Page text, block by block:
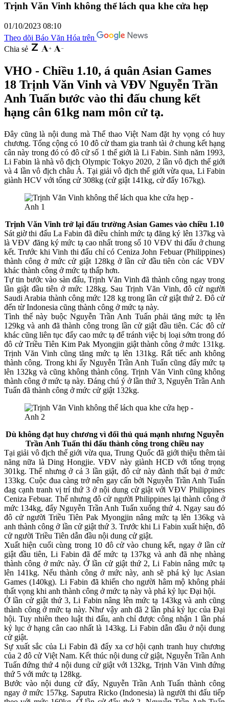
Trịnh Văn Vinh không thể lách qua khe cửa hẹp
01/10/2023 08:10
Theo dõi Báo Văn Hóa trên
Chia sẻ
VHO - Chiều 1.10, á quân Asian Games
18 Trịnh Văn Vinh và VĐV Nguyễn Trần
Anh Tuấn bước vào thi đấu chung kết
hạng cân 61kg nam môn cử tạ.
Đây cũng là nội dung mà Thể thao Việt Nam đặt hy vọng có huy
chương. Tổng cộng có 10 đô cử tham gia tranh tài ở chung kết hạng
cân này trong đó có đô cử số 1 thế giới là Li Fabin. Sinh năm 1993,
Li Fabin là nhà vô địch Olympic Tokyo 2020, 2 lần vô địch thế giới
và 4 lần vô địch châu Á. Tại giải vô địch thế giới vừa qua, Li Fabin
giành HCV với tổng cử 308kg (cử giật 141kg, cử đẩy 167kg).
Trịnh Văn Vinh trở lại đấu trường Asian Games vào chiều 1.10
Sát giờ thi đấu La Fabin đã điều chỉnh mức tạ đăng ký lên 137kg và
là VĐV đăng ký mức tạ cao nhất trong số 10 VĐV thi đấu ở chung
kết. Trước khi Vinh thi đấu chỉ có Ceniza John Febuar (Philippines)
thành công ở mức cử giật 128kg ở lần cử đầu tiên còn các VĐV
khác thành công ở mức tạ thấp hơn.
Tự tin bước vào sàn đấu, Trịnh Văn Vinh đã thành công ngay trong
lần giật đầu tiên ở mức 128kg. Sau Trịnh Văn Vinh, đô cử người
Saudi Arabia thành công mức 128 kg trong lần cử giật thứ 2. Đô cử
đến từ Indonesia cũng thành công ở mức tạ này.
Tình thế này buộc Nguyễn Trần Anh Tuấn phải tăng mức tạ lên
129kg và anh đã thành công trong lần cử giật đầu tiên. Các đô cử
khác cũng liên tục đẩy cao mức tạ để tránh việc bị loại sớm trong đó
đô cử Triều Tiên Kim Pak Myongjin giật thành công ở mức 131kg.
Trịnh Văn Vinh cũng tăng mức tạ lên 131kg. Rất tiếc anh không
thành công. Trong khi ấy Nguyễn Trần Anh Tuấn cũng đẩy mức tạ
lên 132kg và cũng không thành công. Trịnh Văn Vinh cũng không
thành công ở mức tạ này. Đáng chú ý ở lần thứ 3, Nguyễn Trần Anh
Tuấn đã thành công ở mức cử giật 132kg.
Dù không đạt huy chương vì đối thủ quá mạnh nhưng Nguyễn
Trần Anh Tuấn thi đấu thành công trong chiều nay
Tại giải vô địch thế giới vừa qua, Trung Quốc đã giới thiệu thêm tài
năng nữa là Ding Hongjie. VĐV này giành HCĐ với tổng trọng
301kg. Thế nhưng ở cả 3 lần giật, đô cử này đành thất bại ở mức
133kg. Cuộc đua càng trở nên gay cấn bởi Nguyễn Trần Anh Tuấn
đag cạnh tranh vị trí thứ 3 ở nội dung cử giật với VĐV Philippines
Ceniza Febuar. Thế nhưng đô cử người Philippines lại thành công ở
mức 134kg, đẩy Nguyễn Trần Anh Tuấn xuống thứ 4. Ngay sau đó
đô cử người Triều Tiên Pak Myongjin nâng mức tạ lên 136kg và
anh thành công ở lần cử giật thứ 3. Trước khi Li Fabin xuất hiện, đô
cử người Triều Tiên dẫn đầu nội dung cử giật.
Xuất hiện cuối cùng trong 10 đô cử vào chung kết, ngay ở lần cử
giật đầu tiên, Li Fabin đã để mức tạ 137kg và anh đã nhẹ nhàng
thành công ở mức này. Ở lần cử giật thứ 2, Li Fabin nâng mức tạ
lên 141kg. Nếu thành công ở mức này, anh sẽ phá kỷ lục Asian
Games (140kg). Li Fabin đã khiến cho người hâm mộ không phải
thất vọng khi anh thành công ở mức tạ này và phá kỷ lục Đại hội.
Ở lần cử giật thứ 3, Li Fabin nâng lên mức tạ 143kg và anh cũng
thành công ở mức tạ này. Như vậy anh đã 2 lần phá kỷ lục của Đại
hội. Tuy nhiên theo luật thi đấu, anh chỉ được công nhận 1 lần phá
kỷ lục ở hạng cân cao nhất là 143kg. Li Fabin dẫn đầu ở nội dung
cử giật.
Sự xuất sắc của Li Fabin đã đẩy xa cơ hội cạnh tranh huy chương
của 2 đô cử Việt Nam. Kết thúc nội dung cử giật, Nguyễn Trần Anh
Tuấn đứng thứ 4 nội dung cử giật với 132kg, Trịnh Văn Vinh đứng
thứ 5 với mức tạ 128kg.
Bước vào nội dung cử đẩy, Nguyễn Trần Anh Tuấn thành công
ngay ở mức 157kg. Saputra Ricko (Indonesia) là người thi đấu tiếp